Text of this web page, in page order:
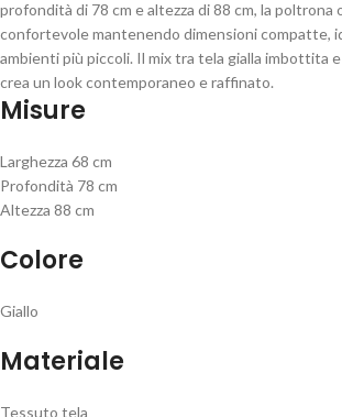
profondità di 78 cm e altezza di 88 cm, la poltrona
confortevole mantenendo dimensioni compatte,
ambienti più piccoli. Il mix tra tela gialla imbottita
crea un look contemporaneo e raffinato.
Misure
Larghezza 68 cm
Profondità 78 cm
Altezza 88 cm
Colore
Giallo
Materiale
Tessuto tela